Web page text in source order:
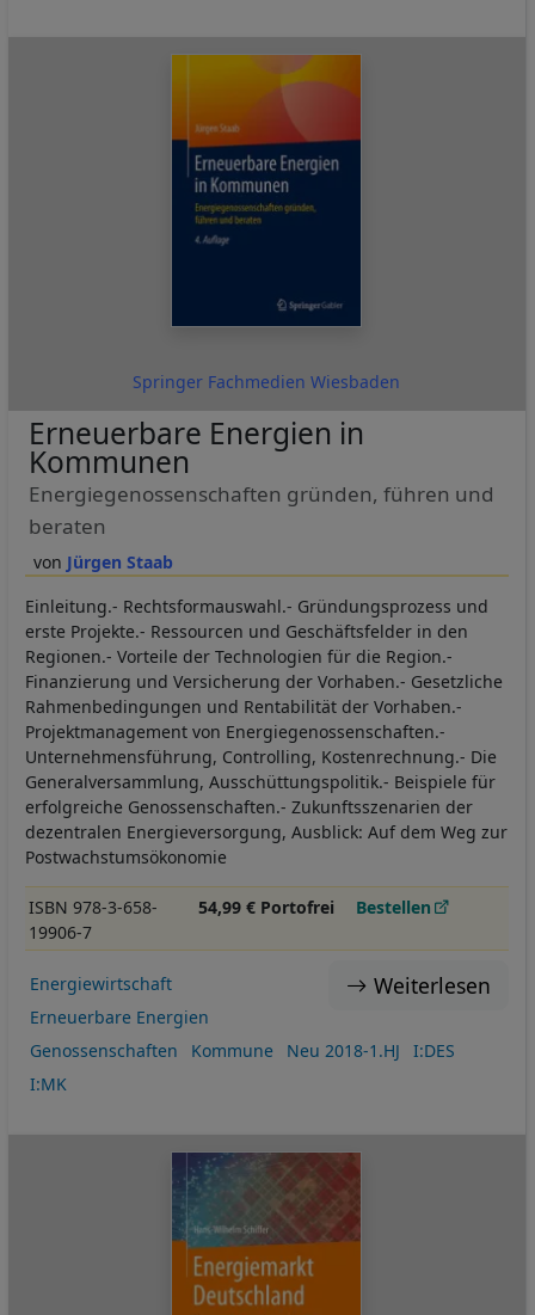
Springer Fachmedien Wiesbaden
Jürgen Staab
Erneuerbare Energien in
Kommunen
Energiegenossenschaften gründen, führen und
beraten
Einleitung.- Rechtsformauswahl.- Gründungsprozess und
erste Projekte.- Ressourcen und Geschäftsfelder in den
Regionen.- Vorteile der Technologien für die Region.-
Finanzierung und Versicherung der Vorhaben.- Gesetzliche
Rahmenbedingungen und Rentabilität der Vorhaben.-
Projektmanagement von Energiegenossenschaften.-
Unternehmensführung, Controlling, Kostenrechnung.- Die
Generalversammlung, Ausschüttungspolitik.- Beispiele für
erfolgreiche Genossenschaften.- Zukunftsszenarien der
dezentralen Energieversorgung, Ausblick: Auf dem Weg zur
Postwachstumsökonomie
ISBN 978-3-658-
19906-7
54,99 € Portofrei Bestellen
Weiterlesen
Energiewirtschaft
Erneuerbare Energien
Genossenschaften
Kommune Neu 2018-1.HJ
I:DES
I:MK